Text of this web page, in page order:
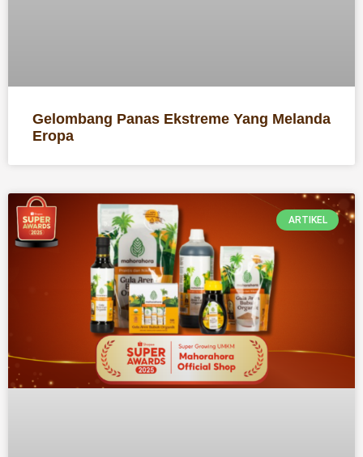
Gelombang Panas Ekstreme Yang Melanda
Eropa
ARTIKEL